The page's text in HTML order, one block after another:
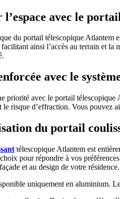
avec le
du portail télescopique Atlantem
facilitant ainsi l’accès au terrain et
avec le
priorité avec le portail
le risque d’effraction. Vous pouvez
du portail
télescopique Atlantem est
pour répondre à vos
et au design de votre résidence.
uniquement en aluminium.